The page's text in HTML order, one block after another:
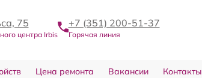
75
центра Irbis
+7 (351) 200-51-37
Горячая линия
Цена ремонта Вакансии Контакты